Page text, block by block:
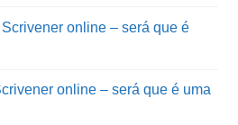
online – será que é
online – será que é uma